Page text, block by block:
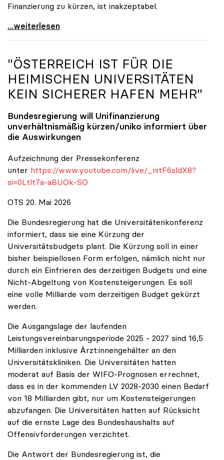
Finanzierung zu kürzen, ist inakzeptabel.
#UnisRetten Warum es sich zu demonstrieren lohnt
...weiterlesen
"ÖSTERREICH IST FÜR DIE
HEIMISCHEN UNIVERSITÄTEN
KEIN SICHERER HAFEN MEHR"
Bundesregierung will Unifinanzierung
unverhältnismäßig kürzen/uniko informiert über
die Auswirkungen
Aufzeichnung der Pressekonferenz
unter https://www.youtube.com/live/_nitF6sldX8?
si=0Ltlt7a-aBUOk-SO
OTS 20. Mai 2026
Die Bundesregierung hat die Universitätenkonferenz
informiert, dass sie eine Kürzung der
Universitätsbudgets plant. Die Kürzung soll in einer
bisher beispiellosen Form erfolgen, nämlich nicht nur
durch ein Einfrieren des derzeitigen Budgets und eine
Nicht-Abgeltung von Kostensteigerungen. Es soll
eine volle Milliarde vom derzeitigen Budget gekürzt
werden.
Die Ausgangslage der laufenden
Leistungsvereinbarungsperiode 2025 - 2027 sind 16,5
Milliarden inklusive Ärzt:innengehälter an den
Universitätskliniken. Die Universitäten hatten
moderat auf Basis der WIFO-Prognosen errechnet,
dass es in der kommenden LV 2028-2030 einen Bedarf
von 18 Milliarden gibt, nur um Kostensteigerungen
abzufangen. Die Universitäten hatten auf Rücksicht
auf die ernste Lage des Bundeshaushalts auf
Offensivforderungen verzichtet.
Die Antwort der Bundesregierung ist, die